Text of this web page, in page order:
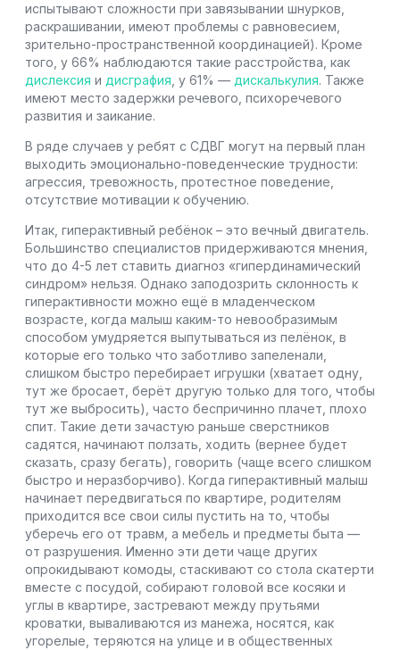
испытывают сложности при завязывании шнурков,
раскрашивании, имеют проблемы с равновесием,
зрительно-пространственной координацией). Кроме
того, у 66% наблюдаются такие расстройства, как
дислексия и дисграфия , у 61% — дискалькулия. Также
имеют место задержки речевого, психоречевого
развития и заикание.
В ряде случаев у ребят с СДВГ могут на первый план
выходить эмоционально-поведенческие трудности:
агрессия, тревожность, протестное поведение,
отсутствие мотивации к обучению.
Итак, гиперактивный ребёнок – это вечный двигатель.
Большинство специалистов придерживаются мнения,
что до 4-5 лет ставить диагноз «гипердинамический
синдром» нельзя. Однако заподозрить склонность к
гиперактивности можно ещё в младенческом
возрасте, когда малыш каким-то невообразимым
способом умудряется выпутываться из пелёнок, в
которые его только что заботливо запеленали,
слишком быстро перебирает игрушки (хватает одну,
тут же бросает, берёт другую только для того, чтобы
тут же выбросить), часто беспричинно плачет, плохо
спит. Такие дети зачастую раньше сверстников
садятся, начинают ползать, ходить (вернее будет
сказать, сразу бегать), говорить (чаще всего слишком
быстро и неразборчиво). Когда гиперактивный малыш
начинает передвигаться по квартире, родителям
приходится все свои силы пустить на то, чтобы
уберечь его от травм, а мебель и предметы быта —
от разрушения. Именно эти дети чаще других
опрокидывают комоды, стаскивают со стола скатерти
вместе с посудой, собирают головой все косяки и
углы в квартире, застревают между прутьями
кроватки, вываливаются из манежа, носятся, как
угорелые, теряются на улице и в общественных